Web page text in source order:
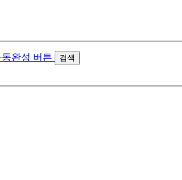
검색